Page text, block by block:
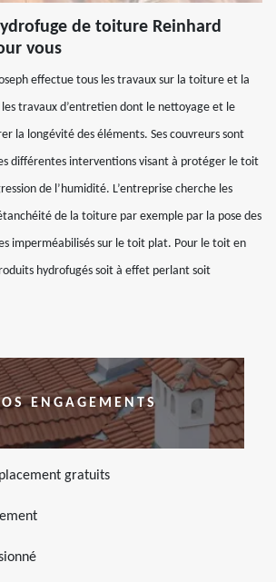
de toiture Reinhard
vous
effectue tous les travaux sur la toiture et la
travaux d’entretien dont le nettoyage et le
la longévité des éléments. Ses couvreurs sont
différentes interventions visant à protéger le toit
de l’humidité. L’entreprise cherche les
de la toiture par exemple par la pose des
imperméabilisés sur le toit plat. Pour le toit en
hydrofugés soit à effet perlant soit
ENGAGEMENTS
gratuits